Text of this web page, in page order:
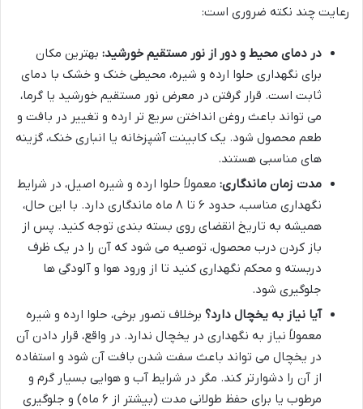
رعایت چند نکته ضروری است:
در دمای محیط و دور از نور مستقیم خورشید: بهترین مکان
برای نگهداری حلوا ارده و شیره، محیطی خنک و خشک با دمای
ثابت است. قرار گرفتن در معرض نور مستقیم خورشید یا گرما،
می تواند باعث روغن انداختن سریع تر ارده و تغییر در بافت و
طعم محصول شود. یک کابینت آشپزخانه یا انباری خنک، گزینه
های مناسبی هستند.
مدت زمان ماندگاری: معمولاً حلوا ارده و شیره اصیل، در شرایط
نگهداری مناسب، حدود ۶ تا ۸ ماه ماندگاری دارد. با این حال،
همیشه به تاریخ انقضای روی بسته بندی توجه کنید. پس از
باز کردن درب محصول، توصیه می شود که آن را در یک ظرف
دربسته و محکم نگهداری کنید تا از ورود هوا و آلودگی ها
جلوگیری شود.
آیا نیاز به یخچال دارد؟ برخلاف تصور برخی، حلوا ارده و شیره
معمولاً نیاز به نگهداری در یخچال ندارد. در واقع، قرار دادن آن
در یخچال می تواند باعث سفت شدن بافت آن شود و استفاده
از آن را دشوارتر کند. مگر در شرایط آب و هوایی بسیار گرم و
مرطوب یا برای حفظ طولانی مدت (بیشتر از ۶ ماه) و جلوگیری